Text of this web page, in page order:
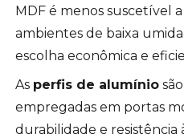
MDF é menos suscetível
ambientes de baixa
escolha econômica e
As perfis de alumínio
empregadas em portas
durabilidade e resistência